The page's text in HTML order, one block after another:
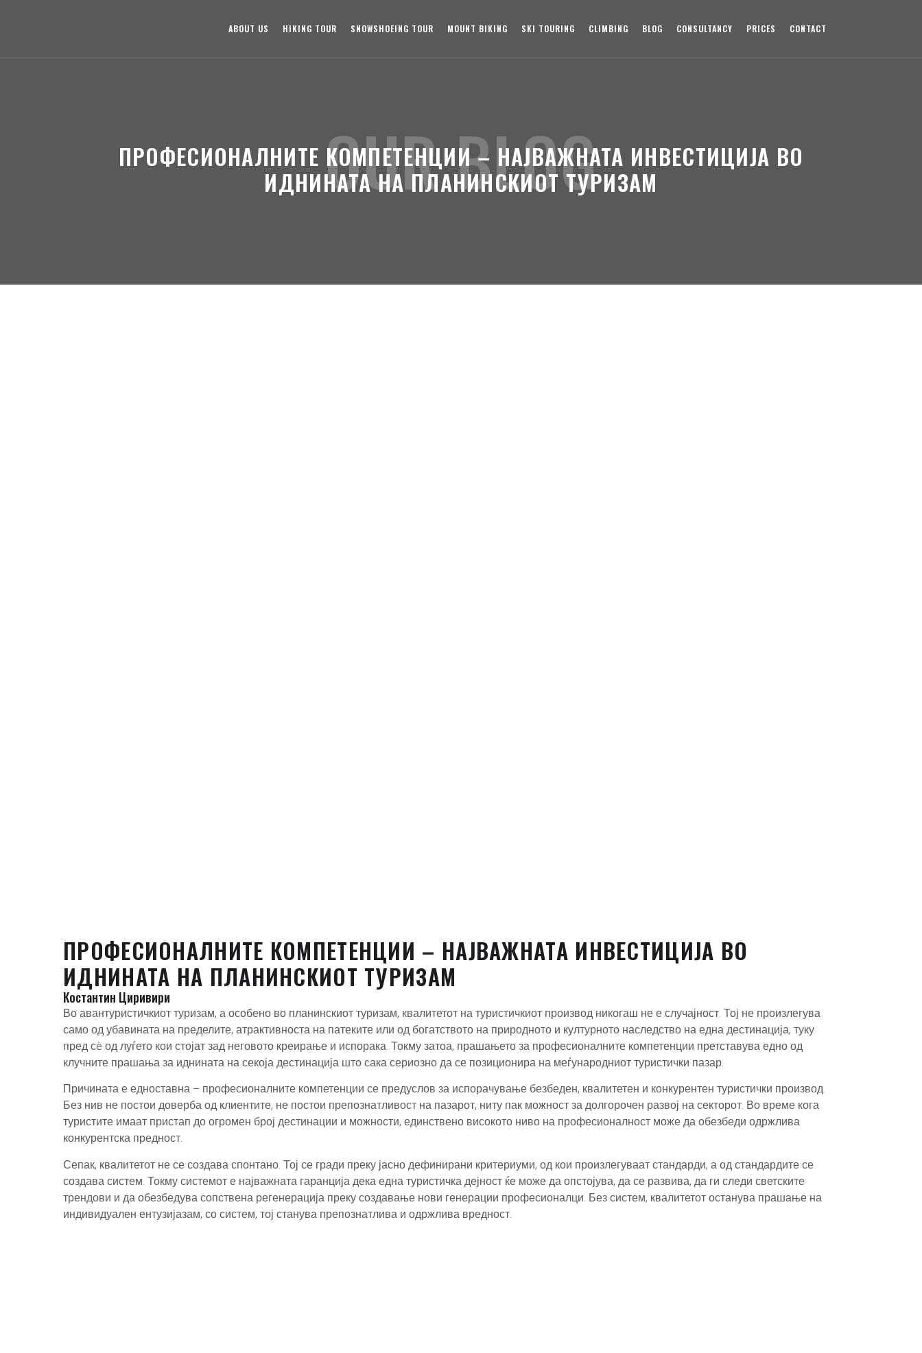
ABOUT US HIKING TOUR SNOWSHOEING TOUR MOUNT BIKING SKI TOURING CLIMBING BLOG CONSULTANCY PRICES CONTACT
ПРОФЕСИОНАЛНИТЕ КОМПЕТЕНЦИИ – НАЈВАЖНАТА ИНВЕСТИЦИЈА ВО
ИДНИНАТА НА ПЛАНИНСКИОТ ТУРИЗАМ
OUR BLOG
ПРОФЕСИОНАЛНИТЕ КОМПЕТЕНЦИИ – НАЈВАЖНАТА ИНВЕСТИЦИЈА ВО
ИДНИНАТА НА ПЛАНИНСКИОТ ТУРИЗАМ
Костантин Циривири
Во авантуристичкиот туризам, а особено во планинскиот туризам, квалитетот на туристичкиот производ никогаш не е случајност. Тој не произлегува
само од убавината на пределите, атрактивноста на патеките или од богатството на природното и културното наследство на една дестинација, туку
пред сè од луѓето кои стојат зад неговото креирање и испорака. Токму затоа, прашањето за професионалните компетенции претставува едно од
клучните прашања за иднината на секоја дестинација што сака сериозно да се позиционира на меѓународниот туристички пазар.
Причината е едноставна – професионалните компетенции се предуслов за испорачување безбеден, квалитетен и конкурентен туристички производ.
Без нив не постои доверба од клиентите, не постои препознатливост на пазарот, ниту пак можност за долгорочен развој на секторот. Во време кога
туристите имаат пристап до огромен број дестинации и можности, единствено високото ниво на професионалност може да обезбеди одржлива
конкурентска предност.
Сепак, квалитетот не се создава спонтано. Тој се гради преку јасно дефинирани критериуми, од кои произлегуваат стандарди, а од стандардите се
создава систем. Токму системот е најважната гаранција дека една туристичка дејност ќе може да опстојува, да се развива, да ги следи светските
трендови и да обезбедува сопствена регенерација преку создавање нови генерации професионалци. Без систем, квалитетот останува прашање на
индивидуален ентузијазам; со систем, тој станува препознатлива и одржлива вредност.